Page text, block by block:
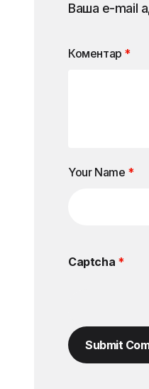
Ваша e-mail
Коментар *
Your Name *
Captcha *
Submit